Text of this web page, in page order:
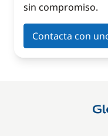
sin compromiso.
Contacta con